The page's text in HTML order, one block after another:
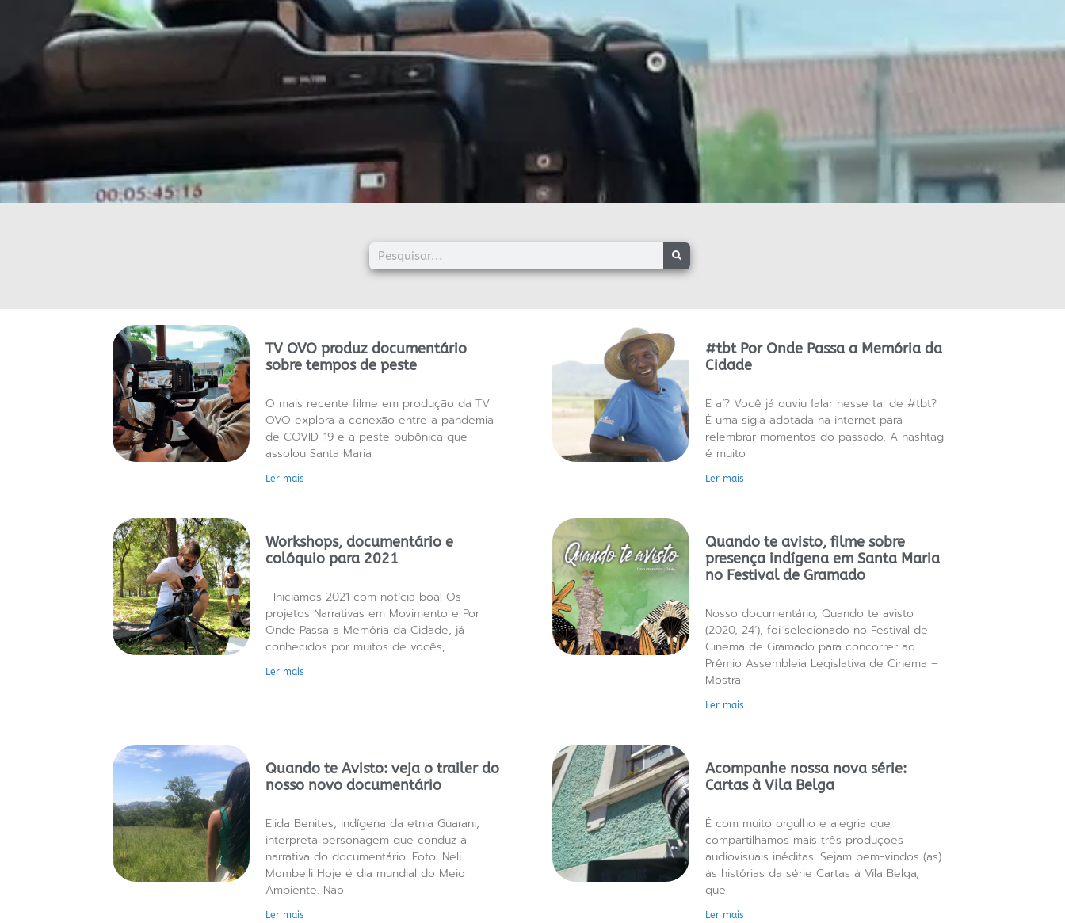
TV OVO produz documentário
sobre tempos de peste
O mais recente filme em produção da TV
OVO explora a conexão entre a pandemia
de COVID-19 e a peste bubônica que
assolou Santa Maria
Ler mais
#tbt Por Onde Passa a Memória da
Cidade
E aí? Você já ouviu falar nesse tal de #tbt?
É uma sigla adotada na internet para
relembrar momentos do passado. A hashtag
é muito
Ler mais
Workshops, documentário e
colóquio para 2021
Iniciamos 2021 com notícia boa! Os
projetos Narrativas em Movimento e Por
Onde Passa a Memória da Cidade, já
conhecidos por muitos de vocês,
Ler mais
Quando te avisto, filme sobre
presença indígena em Santa Maria
no Festival de Gramado
Nosso documentário, Quando te avisto
(2020, 24’), foi selecionado no Festival de
Cinema de Gramado para concorrer ao
Prêmio Assembleia Legislativa de Cinema –
Mostra
Ler mais
Quando te Avisto: veja o trailer do
nosso novo documentário
Elida Benites, indígena da etnia Guarani,
interpreta personagem que conduz a
narrativa do documentário. Foto: Neli
Mombelli Hoje é dia mundial do Meio
Ambiente. Não
Ler mais
Acompanhe nossa nova série:
Cartas à Vila Belga
É com muito orgulho e alegria que
compartilhamos mais três produções
audiovisuais inéditas. Sejam bem-vindos (as)
às histórias da série Cartas à Vila Belga,
que
Ler mais